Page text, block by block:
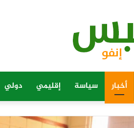
أخبار سياسة إقليمي دولي